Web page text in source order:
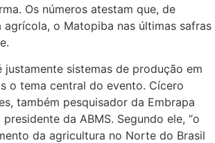
Os números atestam que, de
o Matopiba nas últimas safras
justamente sistemas de produção em
o tema central do evento. Cícero
também pesquisador da Embrapa
da ABMS. Segundo ele, “o
da agricultura no Norte do Brasil